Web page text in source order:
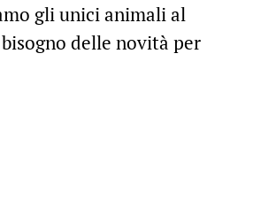
gli unici animali al
delle novità per